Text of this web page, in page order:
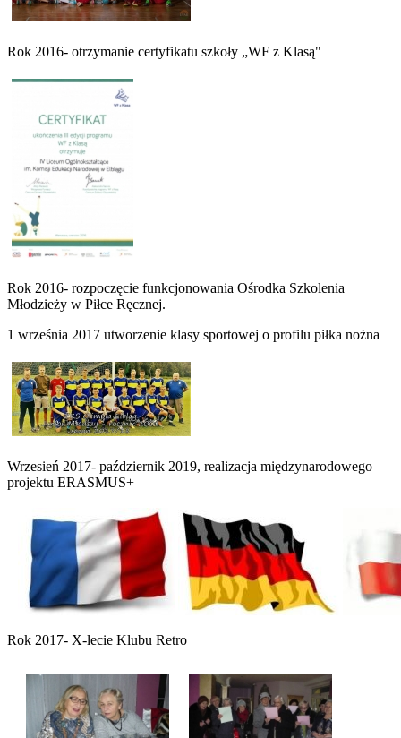
Rok 2016- otrzymanie certyfikatu szkoły „WF z Klasą"
Rok 2016- rozpoczęcie funkcjonowania Ośrodka Szkolenia
Młodzieży w Piłce Ręcznej.
1 września 2017 utworzenie klasy sportowej o profilu piłka nożna
Wrzesień 2017- październik 2019, realizacja międzynarodowego
projektu ERASMUS+
Rok 2017- X-lecie Klubu Retro